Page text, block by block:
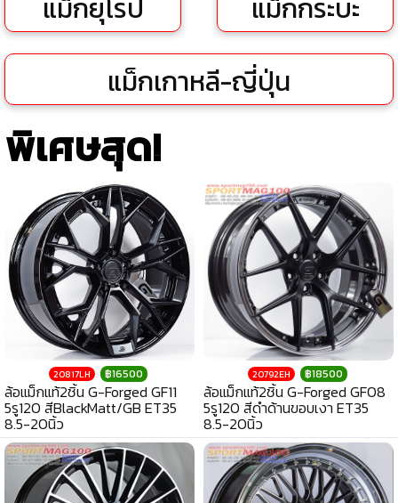
แม็กยุโรป
แม็กกระบะ
แม็กเกาหลี-ญี่ปุ่น
พิเศษสุด!
20817LH ฿16500
ล้อแม็กแท้2ชิ้น G-Forged GF11
5รู120 สีBlackMatt/GB ET35
8.5-20นิ้ว
20792EH ฿18500
ล้อแม็กแท้2ชิ้น G-Forged GF08
5รู120 สีดำด้านขอบเงา ET35
8.5-20นิ้ว